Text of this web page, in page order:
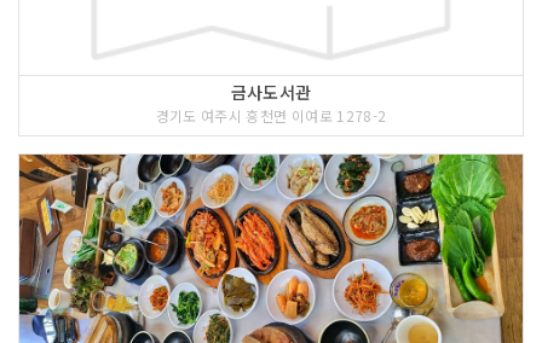
금사도서관
경기도 여주시 흥천면 이여로 1278-2